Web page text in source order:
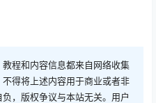
程和内容信息都来自网络收集
得将上述内容用于商业或者非
，版权争议与本站无关。用户